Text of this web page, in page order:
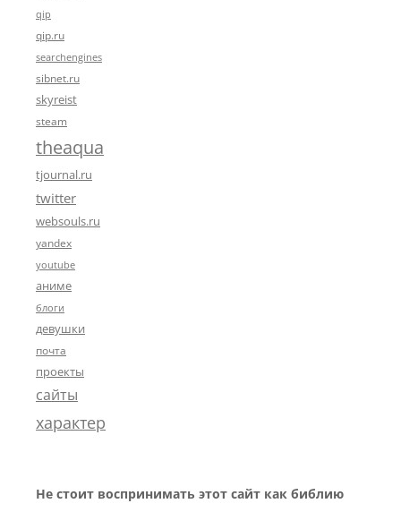
qip
qip.ru
searchengines
sibnet.ru
skyreist
steam
theaqua
tjournal.ru
twitter
websouls.ru
yandex
youtube
аниме
блоги
девушки
почта
проекты
сайты
характер
Не стоит воспринимать этот сайт как библию